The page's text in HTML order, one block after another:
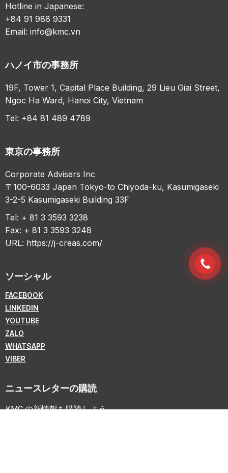
Hotline in Japanese:
+84 91 988 9331
Email:info@kmc.vn
ハノイ市の事務所
19F, Tower 1, Capital Place Building, 29 Lieu Giai Street,
Ngoc Ha Ward, Hanoi City, Vietnam
Tel: +84 81 489 4789
東京の事務所
Corporate Advisers Inc
〒100-6033 Japan Tokyo-to Chiyoda-ku, Kasumigaseki
3-2-5 Kasumigaseki Building 33F
Tel: + 81 3 3593 3238
Fax: + 81 3 3593 3248
URL: https://j-creas.com/
ソーシャル
FACEBOOK
LINKEDIN
YOUTUBE
ZALO
WHATSAPP
VIBER
ニュースレターの購読
KMC の新情報を購読しよう